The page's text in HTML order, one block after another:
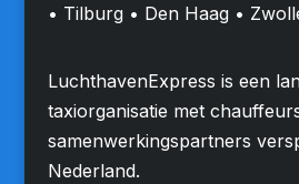
• Tilburg • Den Haag •
LuchthavenExpress is een
taxiorganisatie met
samenwerkingspartners
Nederland.